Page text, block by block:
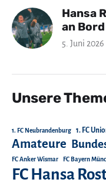
Hansa
an Bord
5. Juni 2026
Unsere
1. FC Neubrandenburg 1. FC
Amateure
FC Anker Wismar FC Bayern
FC Hansa